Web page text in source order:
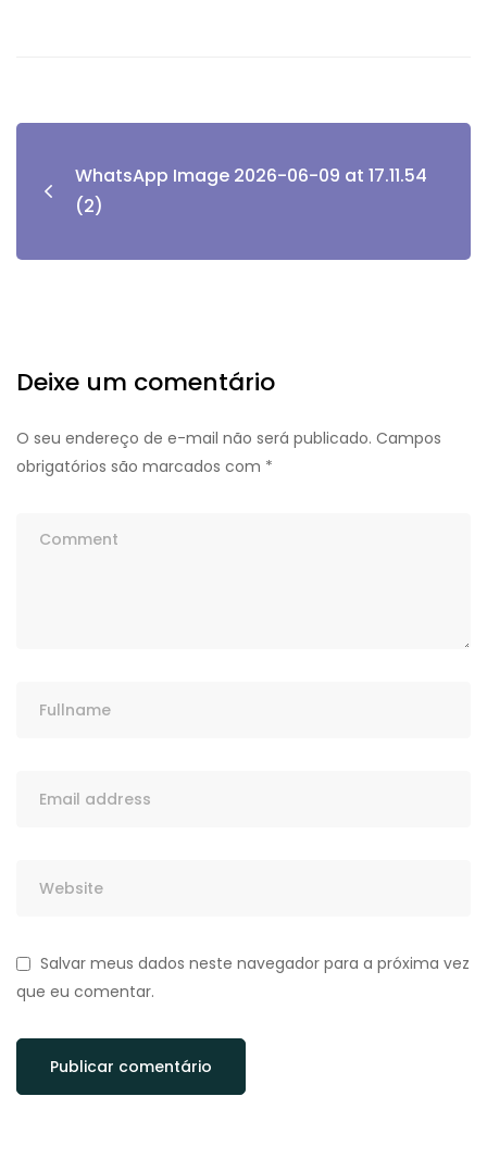
WhatsApp Image 2026-06-09 at 17.11.54
(2)
Deixe um comentário
O seu endereço de e-mail não será publicado. Campos
obrigatórios são marcados com *
Salvar meus dados neste navegador para a próxima vez
que eu comentar.